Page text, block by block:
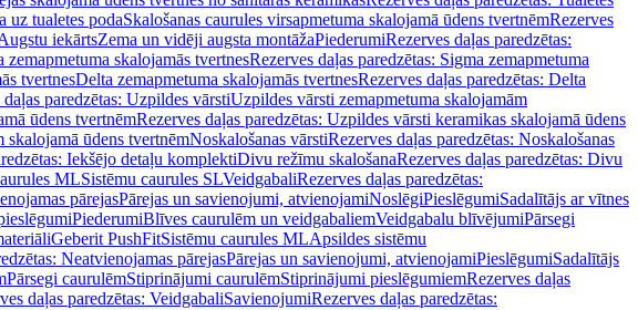
uz tualetes podaSkalošanas caurules virsapmetuma skalojamā ūdens tvertnēmRezerves
iekārtsZema un vidēji augsta montāžaPiederumiRezerves daļas paredzētas:
zemapmetuma skalojamās tvertnesRezerves daļas paredzētas: Sigma zemapmetuma
tvertnesDelta zemapmetuma skalojamās tvertnesRezerves daļas paredzētas: Delta
daļas paredzētas: Uzpildes vārstiUzpildes vārsti zemapmetuma skalojamām
ūdens tvertnēmRezerves daļas paredzētas: Uzpildes vārsti keramikas skalojamā ūdens
skalojamā ūdens tvertnēmNoskalošanas vārstiRezerves daļas paredzētas: Noskalošanas
Iekšējo detaļu komplektiDivu režīmu skalošanaRezerves daļas paredzētas: Divu
MLSistēmu caurules SLVeidgabaliRezerves daļas paredzētas:
pārejasPārejas un savienojumi, atvienojamiNoslēgiPieslēgumiSadalītājs ar vītnes
PiederumiBlīves caurulēm un veidgabaliemVeidgabalu blīvējumiPārsegi
Geberit PushFitSistēmu caurules MLApsildes sistēmu
Neatvienojamas pārejasPārejas un savienojumi, atvienojamiPieslēgumiSadalītājs
Pārsegi caurulēmStiprinājumi caurulēmStiprinājumi pieslēgumiemRezerves daļas
daļas paredzētas: VeidgabaliSavienojumiRezerves daļas paredzētas: